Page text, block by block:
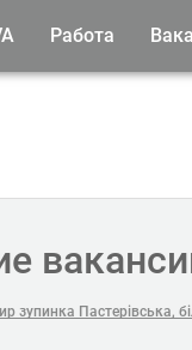
Работа
зупинка Пастерівська,